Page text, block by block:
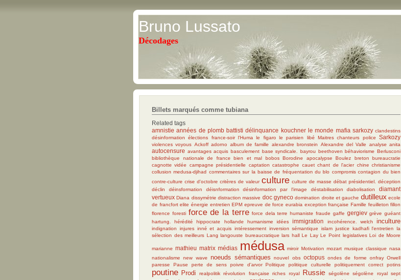
Bruno Lussato
Décodages
Billets marqués comme tubiana
Related tags
amnistie années de plomb battisti délinquance kouchner le monde mafia sarkozy clandestins
désinformation
élections france-soir l'Huma le figaro le parisien libé Maitres chanteurs police Sarkozy
violences voyous Ackoff adorno album de famille alexandre bronstein Alexandre del Valle analyse anita
autocensure avantages acquis basculement base syndicale. bayrou beethoven béhaviorisme Berlusconi
bibliothèque nationale de france
bien et mal bobos Borodine apocalypse Boulez breton
bureaucratie
cagnotte vidée
campagne présidentielle captation catastrophe cauet chant de l'acier chine christianisme
collusion medusa-djihad commentaires sur la baisse de fréquentation du blo compromis contagion du bien
contre-culture crise d'octobre critères de valeur culture culture de masse débat présidentiel.
déception
déclin
déinsformation déisnformation désinformation par l'image déstabilisation diabolisation
diamant
vertueux Diana dissymétrie distraction massive doc gyneco domination droite et gauche dutilleux ecole
de francfort elite énergie entretien EPM epreuve de force eurabia exception française Famille feuilleton fillon
florence foresti force de la terre force dela terre humaniste fraude gaffe gergiev grève guéant
hartung.
hérédité hippocrate hollande humanisme idées immigration incohérence. welch inculture
indignation injures inné et acquis intéressement inversion sémantique islam justice kadhafi l'entretien
la
sélection des meilleurs Lang langouste bureaucratique lars hall Le Lay Le Point legislatives Loi de Moore
marianne mathieu matrix médias médusa miroir Motivation mozart musique classique nasa
nationalisme
new wave noeuds sémantiques nouvel obs octopus ondes de forme onfray Orwell
paresse
Pause perte de sens poivre d'arvor Politique politique culturelle politiquement correct potins
poutine Prodi realpolitik révolution française riches royal Russie ségolène ségolène royal sept